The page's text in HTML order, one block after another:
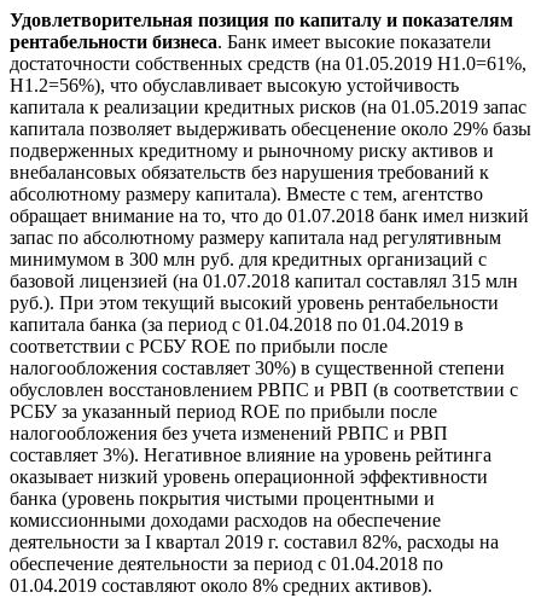
Удовлетворительная позиция по капиталу и показателям
рентабельности бизнеса. Банк имеет высокие показатели
достаточности собственных средств (на 01.05.2019 Н1.0=61%,
Н1.2=56%), что обуславливает высокую устойчивость
капитала к реализации кредитных рисков (на 01.05.2019 запас
капитала позволяет выдерживать обесценение около 29% базы
подверженных кредитному и рыночному риску активов и
внебалансовых обязательств без нарушения требований к
абсолютному размеру капитала). Вместе с тем, агентство
обращает внимание на то, что до 01.07.2018 банк имел низкий
запас по абсолютному размеру капитала над регулятивным
минимумом в 300 млн руб. для кредитных организаций с
базовой лицензией (на 01.07.2018 капитал составлял 315 млн
руб.). При этом текущий высокий уровень рентабельности
капитала банка (за период с 01.04.2018 по 01.04.2019 в
соответствии с РСБУ ROE по прибыли после
налогообложения составляет 30%) в существенной степени
обусловлен восстановлением РВПС и РВП (в соответствии с
РСБУ за указанный период ROE по прибыли после
налогообложения без учета изменений РВПС и РВП
составляет 3%). Негативное влияние на уровень рейтинга
оказывает низкий уровень операционной эффективности
банка (уровень покрытия чистыми процентными и
комиссионными доходами расходов на обеспечение
деятельности за I квартал 2019 г. составил 82%, расходы на
обеспечение деятельности за период с 01.04.2018 по
01.04.2019 составляют около 8% средних активов).